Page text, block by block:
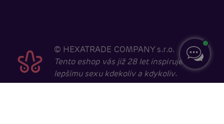
© HEXATRADE COMPANY s.r.o.
Tento eshop vás již 28 let inspiruje k
lepšímu sexu kdekoliv a kdykoliv.